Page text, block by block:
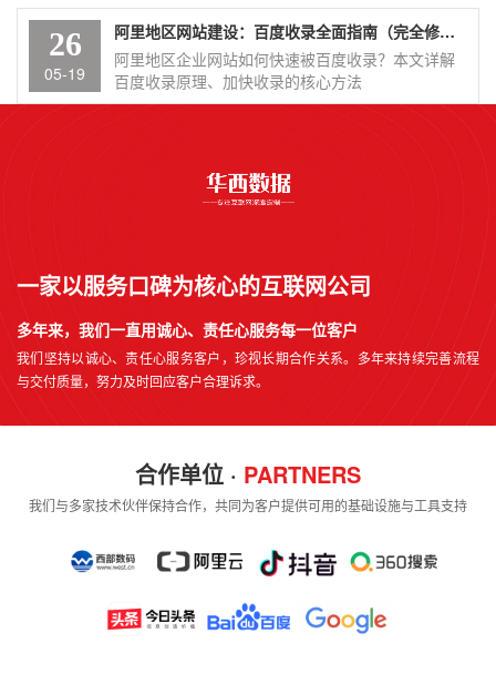
26
05-19
阿里地区网站建设：百度收录全面指南（完全修正版）
阿里地区企业网站如何快速被百度收录？本文详解
百度收录原理、加快收录的核心方法
一家以服务口碑为核心的互联网公司
多年来，我们一直用诚心、责任心服务每一位客户
我们坚持以诚心、责任心服务客户，珍视长期合作关系。多年来持续完善流程
与交付质量，努力及时回应客户合理诉求。
合作单位 · PARTNERS
我们与多家技术伙伴保持合作，共同为客户提供可用的基础设施与工具支持